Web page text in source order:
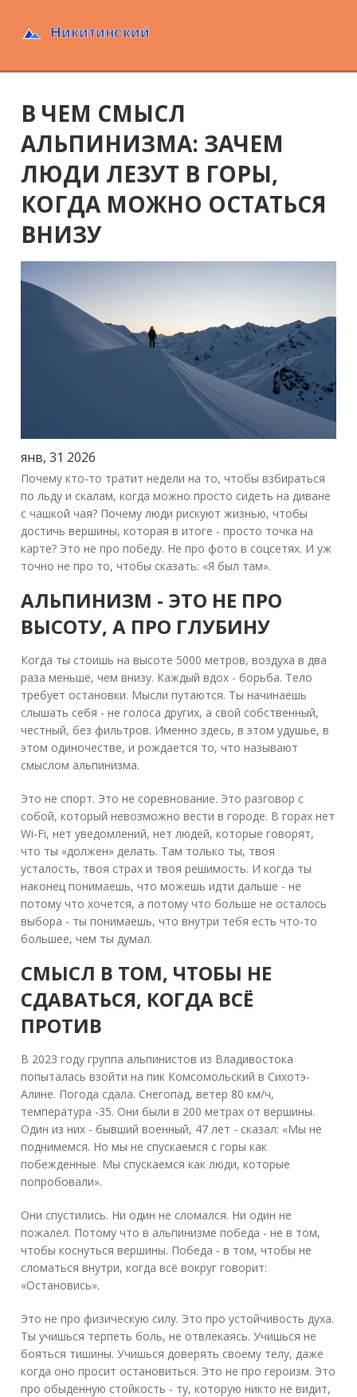
В ЧЕМ СМЫСЛ
АЛЬПИНИЗМА: ЗАЧЕМ
ЛЮДИ ЛЕЗУТ В ГОРЫ,
КОГДА МОЖНО ОСТАТЬСЯ
ВНИЗУ
янв, 31 2026
Почему кто-то тратит недели на то, чтобы взбираться
по льду и скалам, когда можно просто сидеть на диване
с чашкой чая? Почему люди рискуют жизнью, чтобы
достичь вершины, которая в итоге - просто точка на
карте? Это не про победу. Не про фото в соцсетях. И уж
точно не про то, чтобы сказать: «Я был там».
АЛЬПИНИЗМ - ЭТО НЕ ПРО
ВЫСОТУ, А ПРО ГЛУБИНУ
Когда ты стоишь на высоте 5000 метров, воздуха в два
раза меньше, чем внизу. Каждый вдох - борьба. Тело
требует остановки. Мысли путаются. Ты начинаешь
слышать себя - не голоса других, а свой собственный,
честный, без фильтров. Именно здесь, в этом удушье, в
этом одиночестве, и рождается то, что называют
смыслом альпинизма.
Это не спорт. Это не соревнование. Это разговор с
собой, который невозможно вести в городе. В горах нет
Wi-Fi, нет уведомлений, нет людей, которые говорят,
что ты «должен» делать. Там только ты, твоя
усталость, твоя страх и твоя решимость. И когда ты
наконец понимаешь, что можешь идти дальше - не
потому что хочется, а потому что больше не осталось
выбора - ты понимаешь, что внутри тебя есть что-то
большее, чем ты думал.
СМЫСЛ В ТОМ, ЧТОБЫ НЕ
СДАВАТЬСЯ, КОГДА ВСЁ
ПРОТИВ
В 2023 году группа альпинистов из Владивостока
попыталась взойти на пик Комсомольский в Сихотэ-
Алине. Погода сдала. Снегопад, ветер 80 км/ч,
температура -35. Они были в 200 метрах от вершины.
Один из них - бывший военный, 47 лет - сказал: «Мы не
поднимемся. Но мы не спускаемся с горы как
побежденные. Мы спускаемся как люди, которые
попробовали».
Они спустились. Ни один не сломался. Ни один не
пожалел. Потому что в альпинизме победа - не в том,
чтобы коснуться вершины. Победа - в том, чтобы не
сломаться внутри, когда всё вокруг говорит:
«Остановись».
Это не про физическую силу. Это про устойчивость духа.
Ты учишься терпеть боль, не отвлекаясь. Учишься не
бояться тишины. Учишься доверять своему телу, даже
когда оно просит остановиться. Это не про героизм. Это
про обыденную стойкость - ту, которую никто не видит,